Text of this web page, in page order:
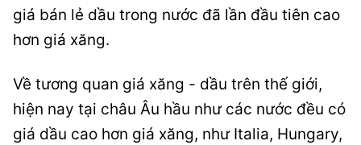
giá bán lẻ dầu trong nước đã lần đầu tiên cao
hơn giá xăng.
Về tương quan giá xăng - dầu trên thế giới,
hiện nay tại châu Âu hầu như các nước đều có
giá dầu cao hơn giá xăng, như Italia, Hungary,